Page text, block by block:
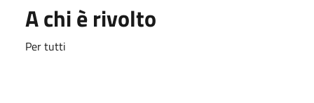
A chi è rivolto
Per tutti